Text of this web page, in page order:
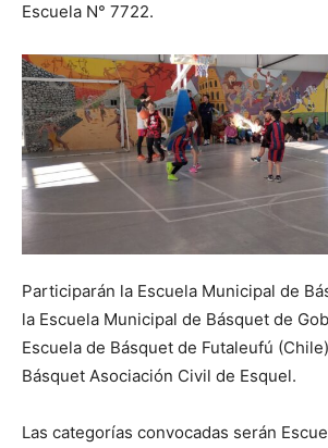
Escuela N° 7722.
Participarán la Escuela Municipal de
la Escuela Municipal de Básquet de
Escuela de Básquet de Futaleufú
Básquet Asociación Civil de Esquel.
Las categorías convocadas serán